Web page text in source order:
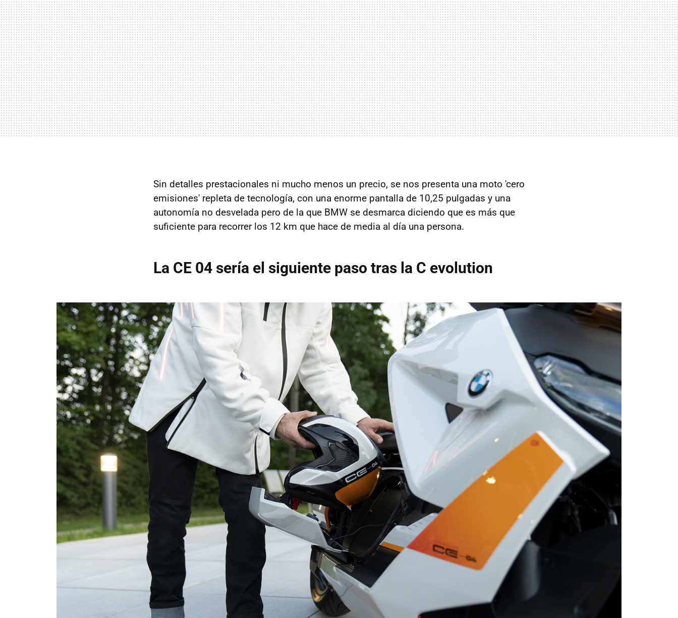
Sin detalles prestacionales ni mucho menos un precio, se nos presenta una moto 'cero
emisiones' repleta de tecnología, con una enorme pantalla de 10,25 pulgadas y una
autonomía no desvelada pero de la que BMW se desmarca diciendo que es más que
suficiente para recorrer los 12 km que hace de media al día una persona.
La CE 04 sería el siguiente paso tras la C evolution